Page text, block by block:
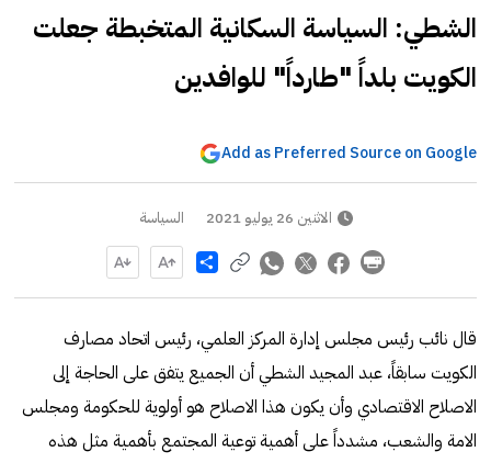
الشطي: السياسة السكانية المتخبطة جعلت
الكويت بلداً "طارداً" للوافدين
Add as Preferred Source on Google
الاثنين 26 يوليو 2021 السياسة
Share
قال نائب رئيس مجلس إدارة المركز العلمي، رئيس اتحاد مصارف
الكويت سابقاً، عبد المجيد الشطي أن الجميع يتفق على الحاجة إلى
الاصلاح الاقتصادي وأن يكون هذا الاصلاح هو أولوية للحكومة ومجلس
الامة والشعب، مشدداً على أهمية توعية المجتمع بأهمية مثل هذه